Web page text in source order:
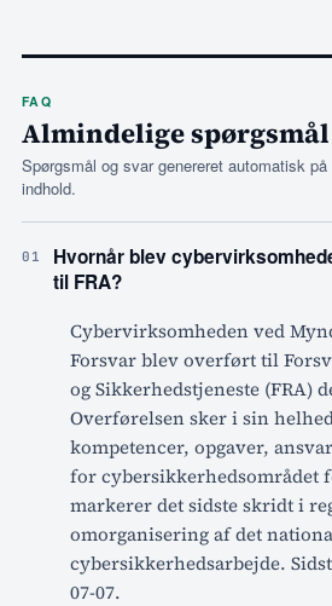
FAQ
Almindelige
Spørgsmål og svar genereret automatisk
indhold.
01
Hvornår blev
til FRA?
Cybervirksomheden ved
Forsvar blev overført til
og Sikkerhedstjeneste (FRA)
Overførelsen sker i sin
kompetencer, opgaver,
for cybersikkerhedsområdet
markerer det sidste skridt i
omorganisering af det
cybersikkerhedsarbejde.
07-07.